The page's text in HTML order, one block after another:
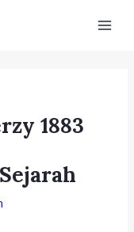
Main
1883